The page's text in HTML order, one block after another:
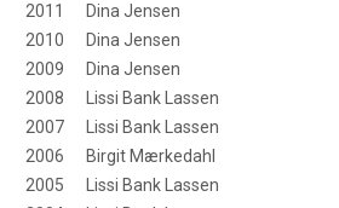
2011
Dina Jensen
2010
Dina Jensen
2009
Dina Jensen
2008
Lissi Bank Lassen
2007
Lissi Bank Lassen
2006
Birgit Mærkedahl
2005
Lissi Bank Lassen